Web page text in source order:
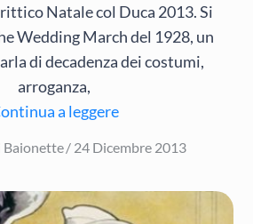
Natale col Duca 2013. Si
Wedding March del 1928, un
di decadenza dei costumi,
arroganza,
a leggere
Baionette
Posted
24 Dicembre 2013